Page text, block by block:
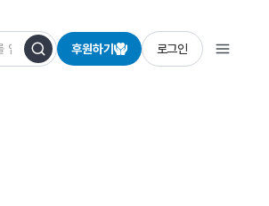
후원하기 로그인